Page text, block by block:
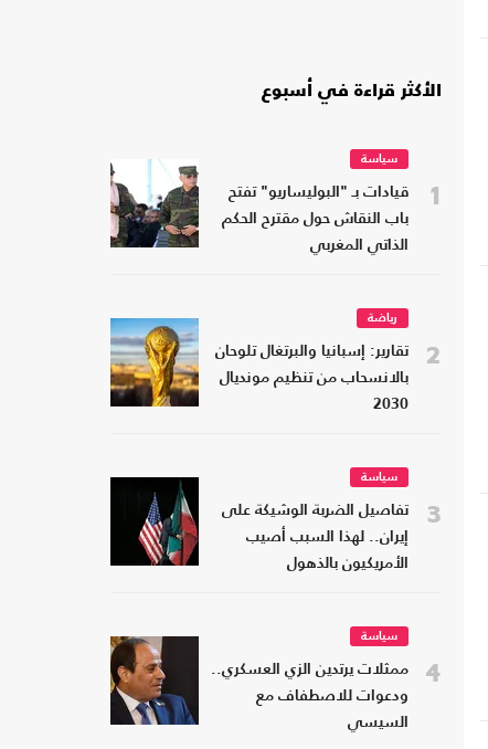
الأكثر قراءة في أسبوع
1
سياسة
قيادات بـ "البوليساريو" تفتح
باب النقاش حول مقترح الحكم
الذاتي المغربي
2
رياضة
تقارير: إسبانيا والبرتغال تلوحان
بالانسحاب من تنظيم مونديال
2030
3
سياسة
تفاصيل الضربة الوشيكة على
إيران.. لهذا السبب أصيب
الأمريكيون بالذهول
4
سياسة
ممثلات يرتدين الزي العسكري..
ودعوات للاصطفاف مع
السيسي